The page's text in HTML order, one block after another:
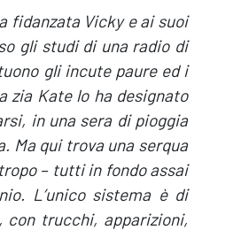
fidanzata Vicky e ai suoi
gli studi di una radio di
gli incute paure ed i
zia Kate lo ha designato
in una sera di pioggia
Ma qui trova una serqua
– tutti in fondo assai
L’unico sistema è di
con trucchi, apparizioni,